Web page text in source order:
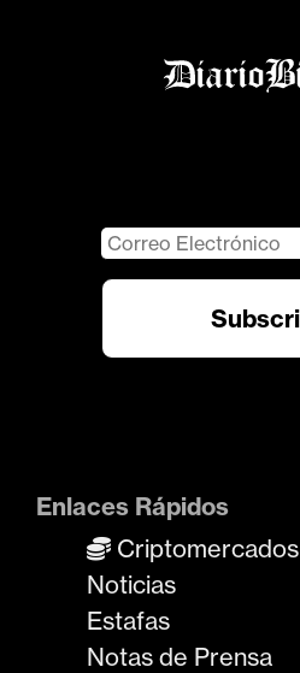
Enlaces Rápidos
Criptomercados
Noticias
Estafas
Notas de Prensa